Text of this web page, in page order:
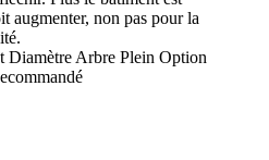
augmenter, non pas pour la
Diamètre Arbre Plein Option